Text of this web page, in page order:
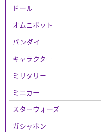
チ
チ
ドール
オムニボット
バンダイ
キャラクター
ミリタリー
ミニカー
スターウォーズ
ガシャポン